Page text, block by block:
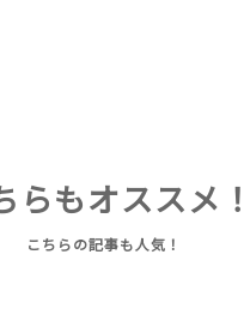
らもオススメ！